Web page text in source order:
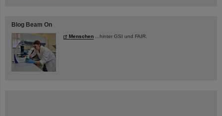
Blog Beam On
Menschen ...hinter GSI und FAIR.